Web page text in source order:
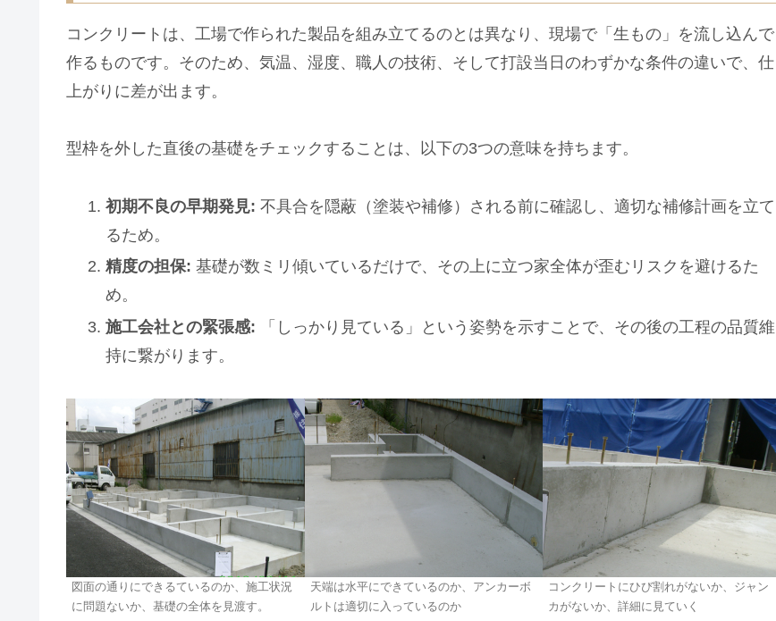
コンクリートは、工場で作られた製品を組み立てるのとは異なり、現場で「生もの」を流し込んで
作るものです。そのため、気温、湿度、職人の技術、そして打設当日のわずかな条件の違いで、仕
上がりに差が出ます。
型枠を外した直後の基礎をチェックすることは、以下の3つの意味を持ちます。
初期不良の早期発見: 不具合を隠蔽（塗装や補修）される前に確認し、適切な補修計画を立て
るため。
精度の担保: 基礎が数ミリ傾いているだけで、その上に立つ家全体が歪むリスクを避けるた
め。
施工会社との緊張感: 「しっかり見ている」という姿勢を示すことで、その後の工程の品質維
持に繋がります。
図面の通りにできるているのか、施工状況
に問題ないか、基礎の全体を見渡す。
天端は水平にできているのか、アンカーボ
ルトは適切に入っているのか
コンクリートにひび割れがないか、ジャン
カがないか、詳細に見ていく